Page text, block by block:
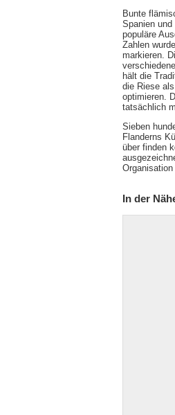
Bunte
Spanien
populäre
Zahlen
markieren.
hält die
die Riese
optimieren.
tatsächlich
Sieben
Flanderns
über finden
In der